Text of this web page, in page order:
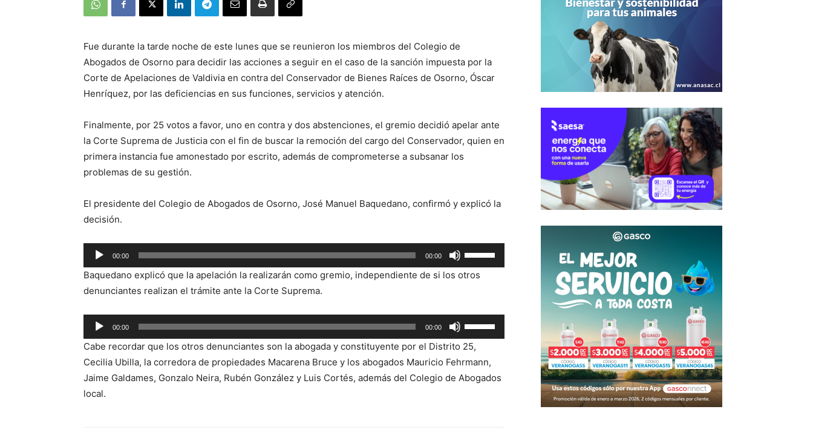
Fue durante la tarde noche de este lunes que se reunieron los miembros del Colegio de
Abogados de Osorno para decidir las acciones a seguir en el caso de la sanción impuesta por la
Corte de Apelaciones de Valdivia en contra del Conservador de Bienes Raíces de Osorno, Óscar
Henríquez, por las deficiencias en sus funciones, servicios y atención.
Finalmente, por 25 votos a favor, uno en contra y dos abstenciones, el gremio decidió apelar ante
la Corte Suprema de Justicia con el fin de buscar la remoción del cargo del Conservador, quien en
primera instancia fue amonestado por escrito, además de comprometerse a subsanar los
problemas de su gestión.
El presidente del Colegio de Abogados de Osorno, José Manuel Baquedano, confirmó y explicó la
decisión.
Reproductor
de
audio
00:00 00:00
las
teclas
flecha
arriba/abajo
para
aumentar
o
Baquedano explicó que la apelación la realizarán como gremio, independiente de si los otros
denunciantes realizan el trámite ante la Corte Suprema.
Reproductor
de
audio
00:00 00:00
las
teclas
de
flecha
Cabe recordar que los otros denunciantes son la abogada y constituyente por el Distrito 25,
Cecilia Ubilla, la corredora de propiedades Macarena Bruce y los abogados Mauricio Fehrmann,
Jaime Galdames, Gonzalo Neira, Rubén González y Luis Cortés, además del Colegio de Abogados
local.